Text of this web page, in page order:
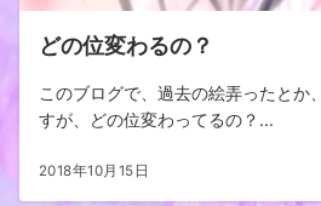
どの位変わるの？
このブログで、過去の絵弄ったとか
すが、どの位変わってるの？...
2018年10月15日